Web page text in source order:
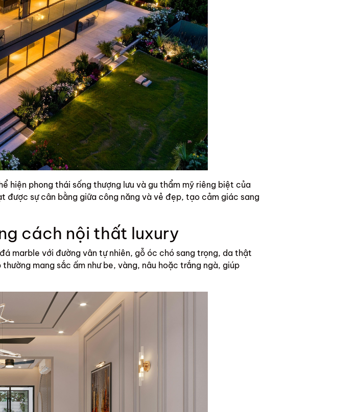
hiện phong thái sống thượng lưu và gu thẩm mỹ riêng biệt của
sự cân bằng giữa công năng và vẻ đẹp, tạo cảm giác sang
cách nội thất luxury
marble với đường vân tự nhiên, gỗ óc chó sang trọng, da thật
mang sắc ấm như be, vàng, nâu hoặc trắng ngà, giúp